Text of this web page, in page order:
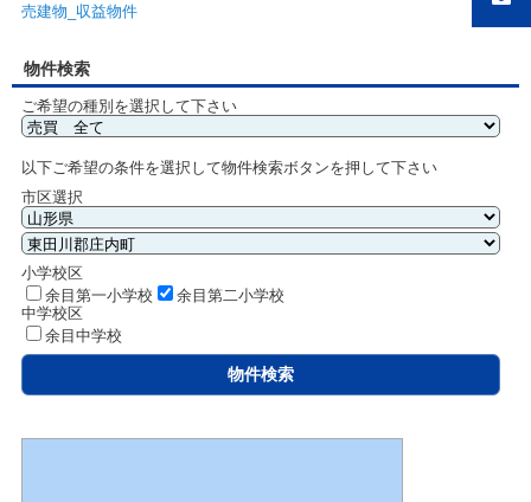
売建物_収益物件
物件検索
ご希望の種別を選択して下さい
以下ご希望の条件を選択して物件検索ボタンを押して下さい
市区選択
小学校区
余目第一小学校
余目第二小学校
中学校区
余目中学校